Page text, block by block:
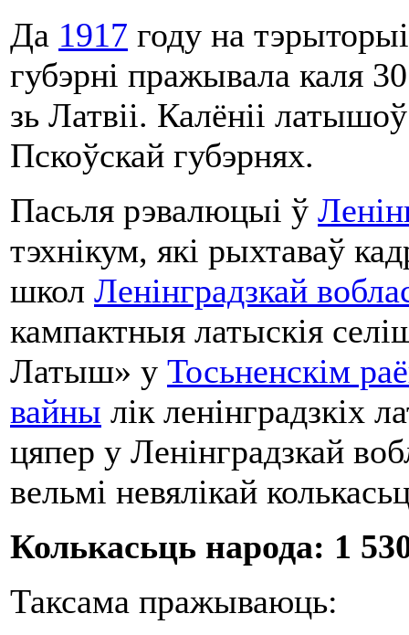
Да 1917 году на
губэрні пражывала каля
зь Латвіі. Калёніі
Пскоўскай губэрнях.
Пасьля рэвалюцыі ў
тэхнікум, які рыхтаваў
школ Ленінградзкай
кампактныя латыскія
Латыш» у Тосьненскім
вайны лік ленінградзкіх
цяпер у Ленінградзкай
вельмі невялікай
Колькасьць народа: 1
Таксама пражываюць: